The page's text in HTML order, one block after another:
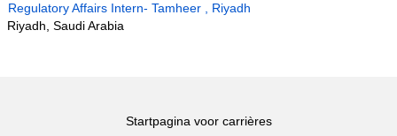
Regulatory Affairs Intern- Tamheer , Riyadh
Riyadh, Saudi Arabia
Startpagina voor carrières